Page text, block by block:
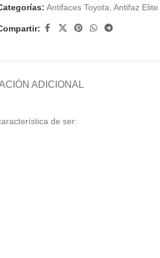
Antifaces Toyota Antifaz Elite
ADICIONAL
de ser: